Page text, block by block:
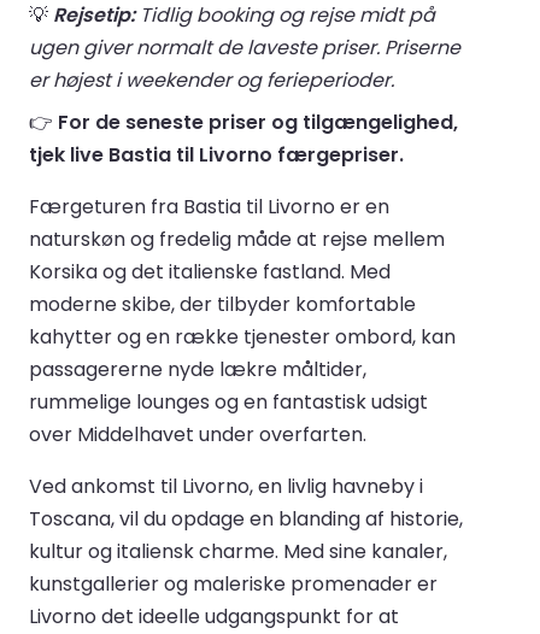
💡 Rejsetip:Tidlig booking og rejse midt på
ugen giver normalt de laveste priser. Priserne
er højest i weekender og ferieperioder.
👉 For de seneste priser og tilgængelighed,
tjek live Bastia til Livorno færgepriser.
Færgeturen fra Bastia til Livorno er en
naturskøn og fredelig måde at rejse mellem
Korsika og det italienske fastland. Med
moderne skibe, der tilbyder komfortable
kahytter og en række tjenester ombord, kan
passagererne nyde lækre måltider,
rummelige lounges og en fantastisk udsigt
over Middelhavet under overfarten.
Ved ankomst til Livorno, en livlig havneby i
Toscana, vil du opdage en blanding af historie,
kultur og italiensk charme. Med sine kanaler,
kunstgallerier og maleriske promenader er
Livorno det ideelle udgangspunkt for at